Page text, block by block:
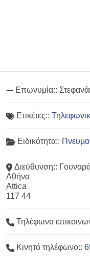
Επωνυμία::
Ετικέτες::
Ειδικότητα::
Διεύθυνση::
Αθήνα
Attica
117 44
Τηλέφωνα
Κινητό τηλέφωνο::